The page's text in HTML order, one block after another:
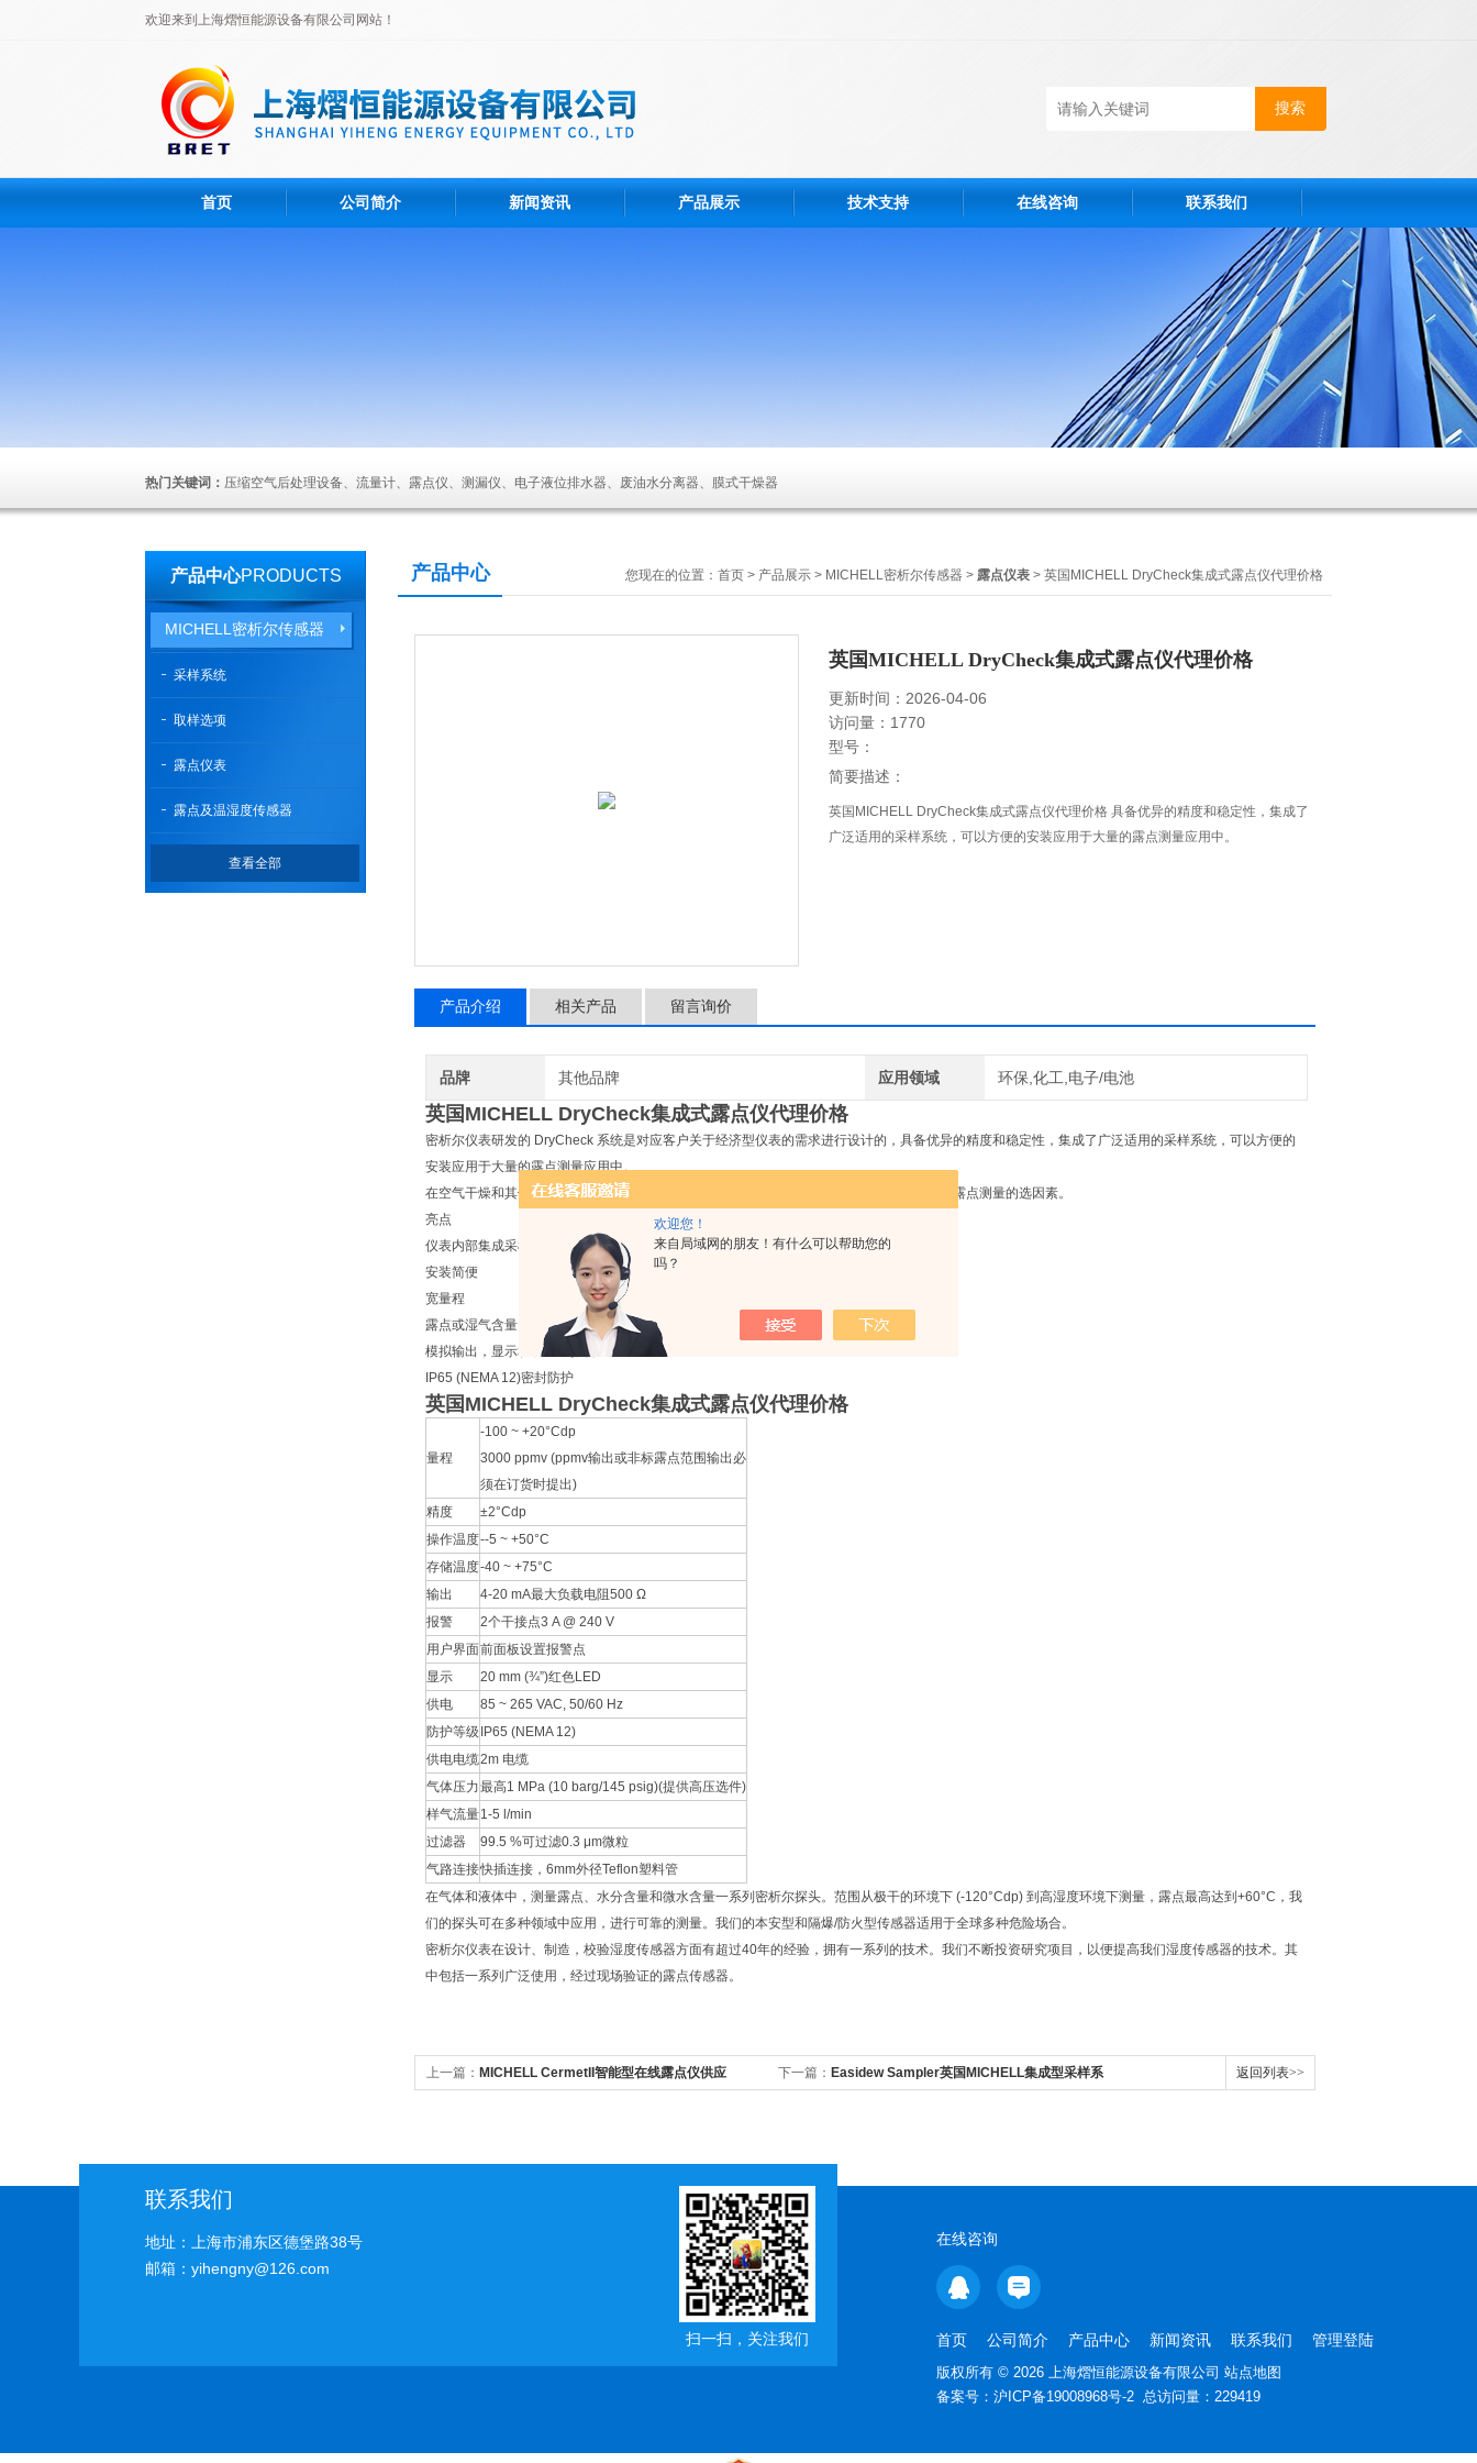
欢迎您！
来自局域网的朋友！有什么可以帮助您的
吗？
欢迎来到上海熠恒能源设备有限公司网站！
首页 公司简介 新闻资讯 产品展示 技术支持 在线咨询 联系我们
热门关键词： 压缩空气后处理设备、流量计、露点仪、测漏仪、电子液位排水器、废油水分离器、膜式干燥器
产品中心PRODUCTS
MICHELL密析尔传感器
采样系统
取样选项
露点仪表
露点及温湿度传感器
查看全部
产品中心 您现在的位置： 首页 > 产品展示 > MICHELL密析尔传感器 > 露点仪表 > 英国MICHELL DryCheck集成式露点仪代理价格
英国MICHELL DryCheck集成式露点仪代理价格
更新时间：2026-04-06
访问量：1770
型号：
简要描述：
英国MICHELL DryCheck集成式露点仪代理价格 具备优异的精度和稳定性，集成了
广泛适用的采样系统，可以方便的安装应用于大量的露点测量应用中。
产品介绍 相关产品 留言询价
品牌 其他品牌 应用领域 环保,化工,电子/电池
英国MICHELL DryCheck集成式露点仪代理价格
密析尔仪表研发的 DryCheck 系统是对应客户关于经济型仪表的需求进行设计的，具备优异的精度和稳定性，集成了广泛适用的采样系统，可以方便的
安装应用于大量的露点测量应用中。
在空气干燥和其他应用中，一种兼顾经济性、可靠性，以及快速简单安装的方案是用户选择露点测量的选因素。
亮点
仪表内部集成采样系统
安装简便
宽量程
露点或湿气含量
模拟输出，显示和双通道报警
IP65 (NEMA 12)密封防护
英国MICHELL DryCheck集成式露点仪代理价格
量程
-100 ~ +20°Cdp
3000 ppmv (ppmv输出或非标露点范围输出必
须在订货时提出)
精度
±2°Cdp
操作温度--5 ~ +50°C
存储温度-40 ~ +75°C
输出
4-20 mA最大负载电阻500 Ω
报警
2个干接点3 A @ 240 V
用户界面前面板设置报警点
显示
20 mm (¾”)红色LED
供电
85 ~ 265 VAC, 50/60 Hz
防护等级 IP65 (NEMA 12)
供电电缆2m 电缆
气体压力最高1 MPa (10 barg/145 psig)(提供高压选件)
样气流量1-5 l/min
过滤器
99.5 %可过滤0.3 μm微粒
气路连接快插连接，6mm外径Teflon塑料管
在气体和液体中，测量露点、水分含量和微水含量一系列密析尔探头。范围从极干的环境下 (-120°Cdp) 到高湿度环境下测量，露点最高达到+60°C，我
们的探头可在多种领域中应用，进行可靠的测量。我们的本安型和隔爆/防火型传感器适用于全球多种危险场合。
密析尔仪表在设计、制造，校验湿度传感器方面有超过40年的经验，拥有一系列的技术。我们不断投资研究项目，以便提高我们湿度传感器的技术。其
中包括一系列广泛使用，经过现场验证的露点传感器。
上一篇： MICHELL CermetII智能型在线露点仪供应 下一篇： Easidew Sampler英国MICHELL集成型采样系 返回列表>>
联系我们
地址：上海市浦东区德堡路38号
邮箱：yihengny@126.com
扫一扫，关注我们
在线咨询
首页 公司简介 产品中心 新闻资讯 联系我们 管理登陆
版权所有 © 2026 上海熠恒能源设备有限公司 站点地图
备案号： 沪ICP备19008968号-2 总访问量：229419